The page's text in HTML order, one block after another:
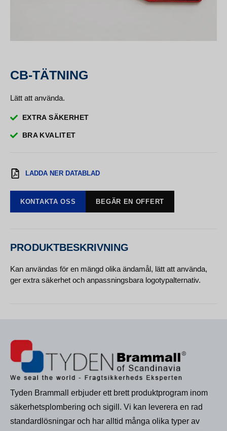
CB-TÄTNING
Lätt att använda.
EXTRA SÄKERHET
BRA KVALITET
LADDA NER DATABLAD
KONTAKTA OSS BEGÄR EN OFFERT
PRODUKTBESKRIVNING
Kan användas för en mängd olika ändamål, lätt att använda,
ger extra säkerhet och anpassningsbara logotypalternativ.
Tyden Brammall erbjuder ett brett produktprogram inom
säkerhetsplombering och sigill. Vi kan leverera en rad
standardlösningar och har alltid många olika typer av